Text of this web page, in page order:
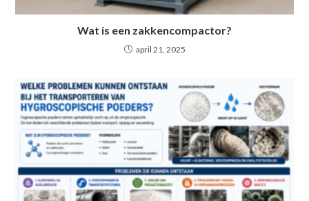
Wat is een zakkencompactor?
april 21, 2025